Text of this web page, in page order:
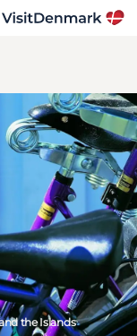
voyage
the Islands